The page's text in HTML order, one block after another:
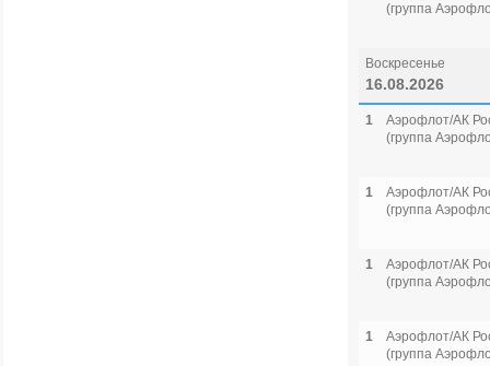
(группа
Воскресенье
16.08.2026
1
Аэрофлот/АК
(группа
1
Аэрофлот/АК
(группа
1
Аэрофлот/АК
(группа
1
Аэрофлот/АК
(группа